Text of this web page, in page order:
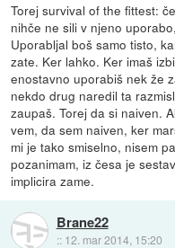
Torej survival of the fittest:
nihče ne sili v njeno
Uporabljal boš samo tisto,
zate. Ker lahko. Ker imaš
enostavno uporabiš nek že
nekdo drug naredil ta
zaupaš. Torej da si naiven.
vem, da sem naiven, ker
mi je tako smiselno, nisem
pozanimam, iz česa je
implicira zame.
Brane22
:: 12. mar 2014, 15:20